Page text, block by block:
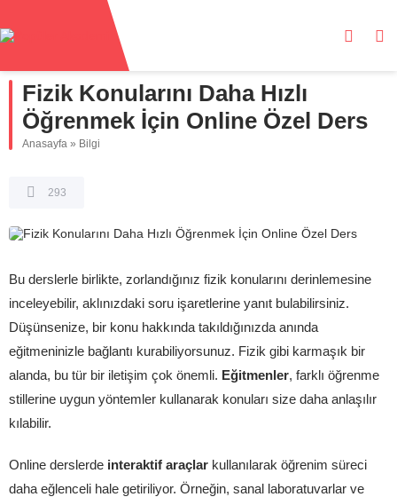
Fizik Konularını Daha Hızlı
Öğrenmek İçin Online Özel Ders
Anasayfa » Bilgi
293
Bu derslerle birlikte, zorlandığınız fizik konularını derinlemesine
inceleyebilir, aklınızdaki soru işaretlerine yanıt bulabilirsiniz.
Düşünsenize, bir konu hakkında takıldığınızda anında
eğitmeninizle bağlantı kurabiliyorsunuz. Fizik gibi karmaşık bir
alanda, bu tür bir iletişim çok önemli. Eğitmenler, farklı öğrenme
stillerine uygun yöntemler kullanarak konuları size daha anlaşılır
kılabilir.
Online derslerde interaktif araçlar kullanılarak öğrenim süreci
daha eğlenceli hale getiriliyor. Örneğin, sanal laboratuvarlar ve